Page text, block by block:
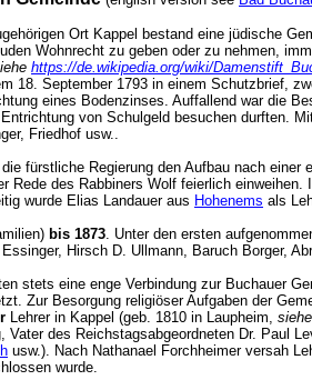
Ort Kappel bestand eine jüdische
Wohnrecht zu geben oder zu nehmen,
https://de.wikipedia.org/wiki/
18. September 1793 in einem Schutzbrief,
eines Bodenzinses. Auffallend war die
von Schulgeld besuchen durften.
Friedhof usw..
fürstliche Regierung den Aufbau nach
Rede des Rabbiners Wolf feierlich
wurde Elias Landauer aus Hohenems als
bis 1873. Unter den ersten
Hirsch D. Ullmann, Baruch Borger,
stets eine enge Verbindung zur Buchauer
Zur Besorgung religiöser Aufgaben der
Lehrer in Kappel (geb. 1810 in Laupheim,
Vater des Reichstagsabgeordneten Dr. Paul
usw.). Nach Nathanael Forchheimer versah
wurde.